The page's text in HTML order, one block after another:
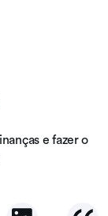
e fazer o